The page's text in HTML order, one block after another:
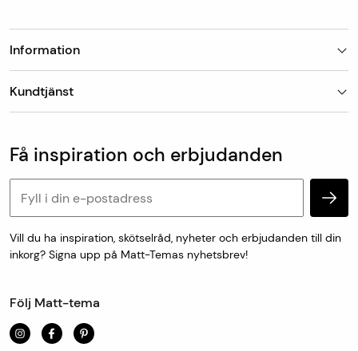
Information
Om Matt-Tema
Vanliga frågor
Kundtjänst
Köp & leveransvillkor
Retur & reklamation
Personuppgifter och cookies
Få inspiration och erbjudanden
Vill du ha inspiration, skötselråd, nyheter och erbjudanden till din
inkorg? Signa upp på Matt-Temas nyhetsbrev!
Följ Matt-tema